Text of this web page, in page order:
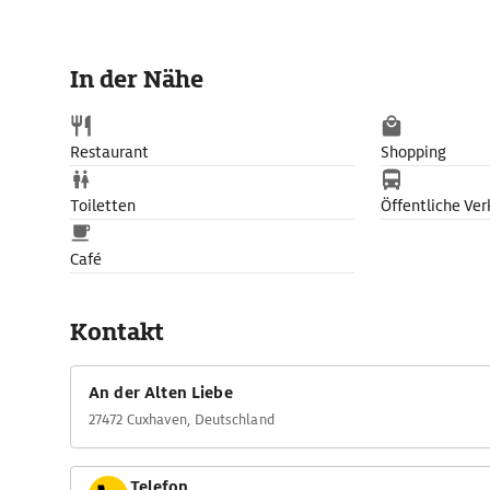
In der Nähe
Restaurant Shopping
Toiletten Öffentliche
Café
Kontakt
An der Alten Liebe
27472 Cuxhaven, Deutschland